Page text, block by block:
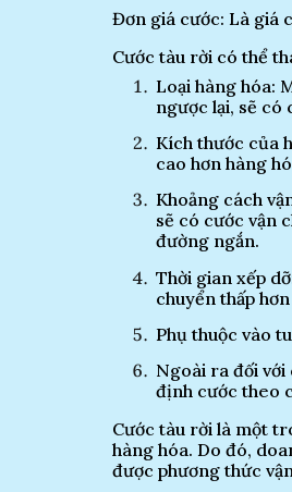
Đơn giá cước: Là giá
Cước tàu rời có thể
Loại hàng hóa:
ngược lại, sẽ có
Kích thước của
cao hơn hàng
Khoảng cách
sẽ có cước vận
đường ngắn.
Thời gian xếp
chuyển thấp
Phụ thuộc vào
Ngoài ra đối
định cước theo
Cước tàu rời là một
hàng hóa. Do đó,
được phương thức